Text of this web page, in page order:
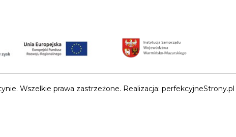
Wszelkie prawa zastrzeżone. Realizacja: perfekcyjneStrony.pl